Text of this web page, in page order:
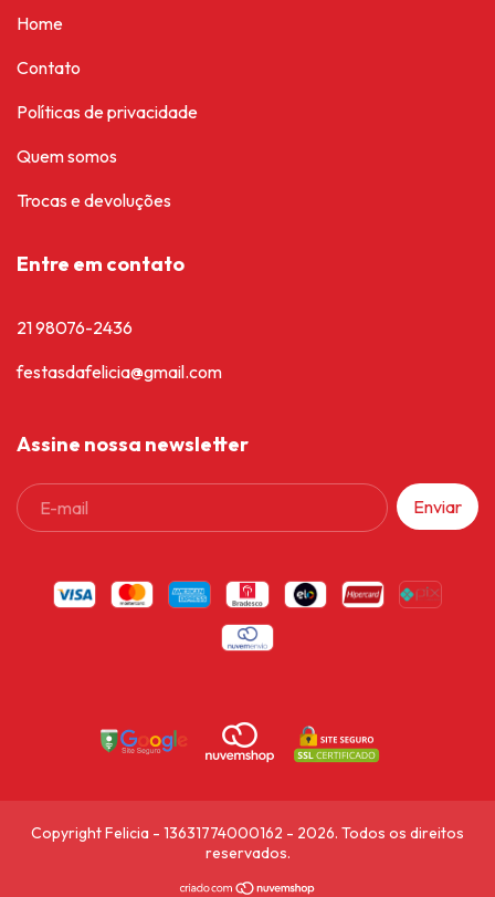
Home
Contato
Políticas de privacidade
Quem somos
Trocas e devoluções
Entre em contato
21 98076-2436
festasdafelicia@gmail.com
Assine nossa newsletter
Copyright Felicia - 13631774000162 - 2026. Todos os direitos
reservados.